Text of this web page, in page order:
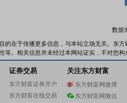
数据
的在于传播更多信息，与本站立场无关。东
等。相关信息并未经过本网站证实，不对您
证券交易
东方财富证券开户
东方财富在线交易
关注东方财富
东方财富网微博
东方财富网微信